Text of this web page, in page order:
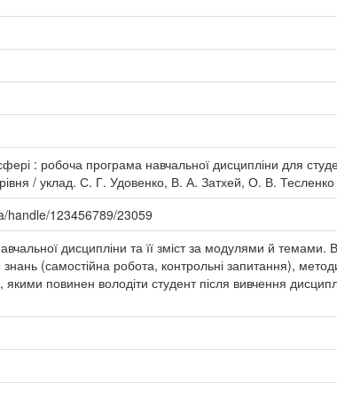
: робоча програма навчальної дисципліни для
/ уклад. С. Г. Удовенко, В. А. Затхей, О. В.
handle/123456789/23059
дисципліни та її зміст за модулями й
(самостійна робота, контрольні запитання),
якими повинен володіти студент після вивчення